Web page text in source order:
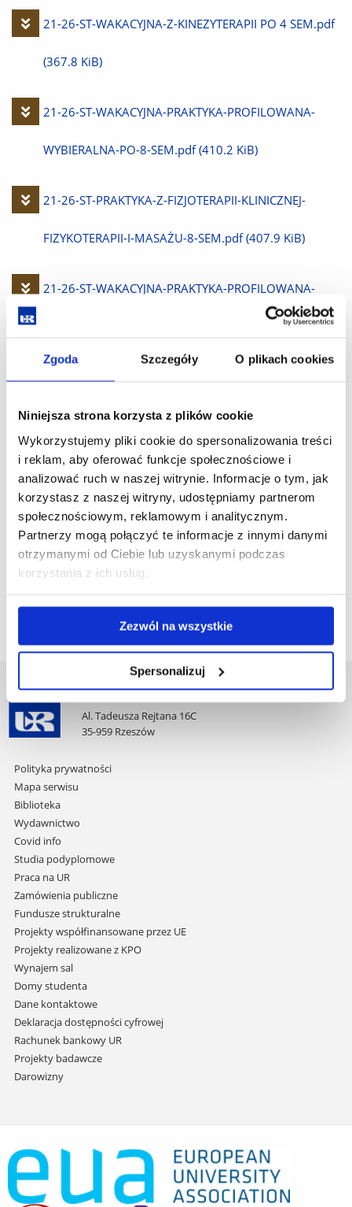
Zgoda Szczegóły O plikach cookies
Niniejsza strona korzysta z plików cookie
Wykorzystujemy pliki cookie do spersonalizowania treści
i reklam, aby oferować funkcje społecznościowe i
analizować ruch w naszej witrynie. Informacje o tym, jak
korzystasz z naszej witryny, udostępniamy partnerom
społecznościowym, reklamowym i analitycznym.
Partnerzy mogą połączyć te informacje z innymi danymi
otrzymanymi od Ciebie lub uzyskanymi podczas
korzystania z ich usług.
Zezwól na wszystkie
Spersonalizuj
Pobierz
plik
21-26-ST-WAKACYJNA-Z-KINEZYTERAPII PO 4 SEM.pdf
(367.8 KiB)
Pobierz
plik
21-26-ST-WAKACYJNA-PRAKTYKA-PROFILOWANA-
WYBIERALNA-PO-8-SEM.pdf (410.2 KiB)
Pobierz
plik
21-26-ST-PRAKTYKA-Z-FIZJOTERAPII-KLINICZNEJ-
FIZYKOTERAPII-I-MASAŻU-8-SEM.pdf (407.9 KiB)
Pobierz
21-26-ST-WAKACYJNA-PRAKTYKA-PROFILOWANA-
plik
21-26-ST-PRAKTYKA-Z-FIZJOTERAPI-KLINICZNEJ-
FIZYKOTERAPII-I-MASAŻU-10-SEMESTR.pdf
Pobierz
plik
21-26-ST-PRAKTYKA-Z-FIZJOTERAPII-KLINICZNEJ-
FIZYKOTERAPII-I-MASAŻU-6-SEM.pdf (389.1 KiB)
Pobierz
21-26-ST-PRAKTYKA-ASYSTENCKA-3-SEM.pdf
Uniwersytet Rzeszowski
Al. Tadeusza Rejtana 16C
35-959 Rzeszów
Pomiń
nawigację
i
przejdź
do
treści
Polityka prywatności
Mapa serwisu
Biblioteka
Wydawnictwo
Covid info
Studia podyplomowe
Praca na UR
Zamówienia publiczne
Fundusze strukturalne
Projekty współfinansowane przez UE
Projekty realizowane z KPO
Wynajem sal
Domy studenta
Dane kontaktowe
Deklaracja dostępności cyfrowej
Rachunek bankowy UR
Projekty badawcze
Darowizny